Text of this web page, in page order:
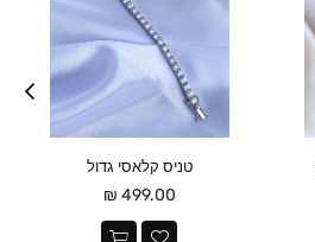
טניס קלאסי גדול
מחיר
499.00 ₪